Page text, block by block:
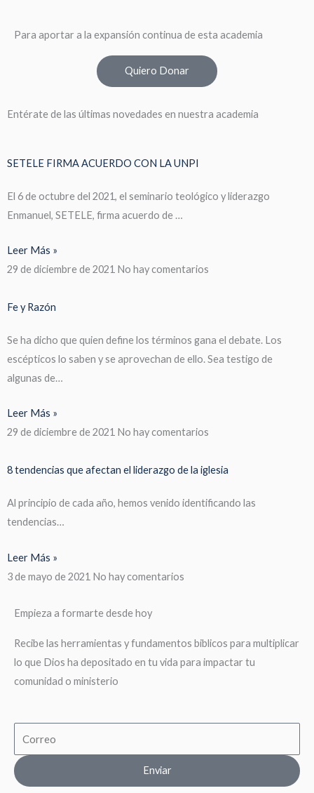
Para aportar a la expansión continua de esta academia
Quiero Donar
Entérate de las últimas novedades en nuestra academia
SETELE FIRMA ACUERDO CON LA UNPI
El 6 de octubre del 2021, el seminario teológico y liderazgo
Enmanuel, SETELE, firma acuerdo de …
Leer Más »
29 de diciembre de 2021 No hay comentarios
Fe y Razón
Se ha dicho que quien define los términos gana el debate. Los
escépticos lo saben y se aprovechan de ello. Sea testigo de
algunas de…
Leer Más »
29 de diciembre de 2021 No hay comentarios
8 tendencias que afectan el liderazgo de la iglesia
Al principio de cada año, hemos venido identificando las
tendencias…
Leer Más »
3 de mayo de 2021 No hay comentarios
Empieza a formarte desde hoy
Recibe las herramientas y fundamentos biblicos para multiplicar
lo que Dios ha depositado en tu vida para impactar tu
comunidad o ministerio
Enviar